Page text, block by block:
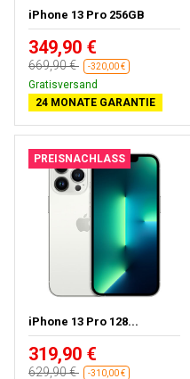
iPhone 13 Pro 256GB
349,90 €
669,90 € -320,00 €
Kostenloses Geschenk
24 MONATE GARANTIE
PREISNACHLASS
iPhone 13 Pro 128...
319,90 €
629,90 € -310,00 €